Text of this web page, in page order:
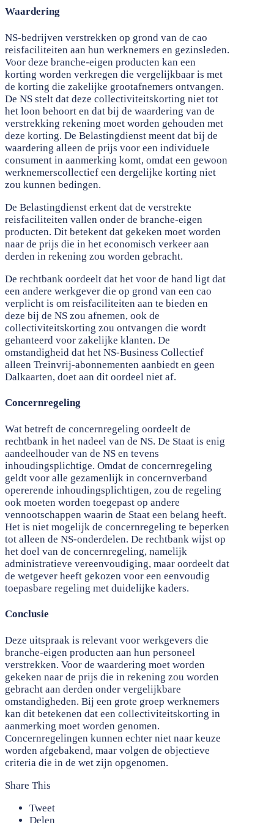
Waardering
NS-bedrijven verstrekken op grond van de cao
reisfaciliteiten aan hun werknemers en gezinsleden.
Voor deze branche-eigen producten kan een
korting worden verkregen die vergelijkbaar is met
de korting die zakelijke grootafnemers ontvangen.
De NS stelt dat deze collectiviteitskorting niet tot
het loon behoort en dat bij de waardering van de
verstrekking rekening moet worden gehouden met
deze korting. De Belastingdienst meent dat bij de
waardering alleen de prijs voor een individuele
consument in aanmerking komt, omdat een gewoon
werknemerscollectief een dergelijke korting niet
zou kunnen bedingen.
De Belastingdienst erkent dat de verstrekte
reisfaciliteiten vallen onder de branche-eigen
producten. Dit betekent dat gekeken moet worden
naar de prijs die in het economisch verkeer aan
derden in rekening zou worden gebracht.
De rechtbank oordeelt dat het voor de hand ligt dat
een andere werkgever die op grond van een cao
verplicht is om reisfaciliteiten aan te bieden en
deze bij de NS zou afnemen, ook de
collectiviteitskorting zou ontvangen die wordt
gehanteerd voor zakelijke klanten. De
omstandigheid dat het NS-Business Collectief
alleen Treinvrij-abonnementen aanbiedt en geen
Dalkaarten, doet aan dit oordeel niet af.
Concernregeling
Wat betreft de concernregeling oordeelt de
rechtbank in het nadeel van de NS. De Staat is enig
aandeelhouder van de NS en tevens
inhoudingsplichtige. Omdat de concernregeling
geldt voor alle gezamenlijk in concernverband
opererende inhoudingsplichtigen, zou de regeling
ook moeten worden toegepast op andere
vennootschappen waarin de Staat een belang heeft.
Het is niet mogelijk de concernregeling te beperken
tot alleen de NS-onderdelen. De rechtbank wijst op
het doel van de concernregeling, namelijk
administratieve vereenvoudiging, maar oordeelt dat
de wetgever heeft gekozen voor een eenvoudig
toepasbare regeling met duidelijke kaders.
Conclusie
Deze uitspraak is relevant voor werkgevers die
branche-eigen producten aan hun personeel
verstrekken. Voor de waardering moet worden
gekeken naar de prijs die in rekening zou worden
gebracht aan derden onder vergelijkbare
omstandigheden. Bij een grote groep werknemers
kan dit betekenen dat een collectiviteitskorting in
aanmerking moet worden genomen.
Concernregelingen kunnen echter niet naar keuze
worden afgebakend, maar volgen de objectieve
criteria die in de wet zijn opgenomen.
Share This
Tweet
Delen